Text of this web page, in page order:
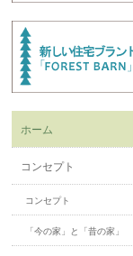
ホーム
コンセプト
コンセプト
「今の家」と「昔の家」